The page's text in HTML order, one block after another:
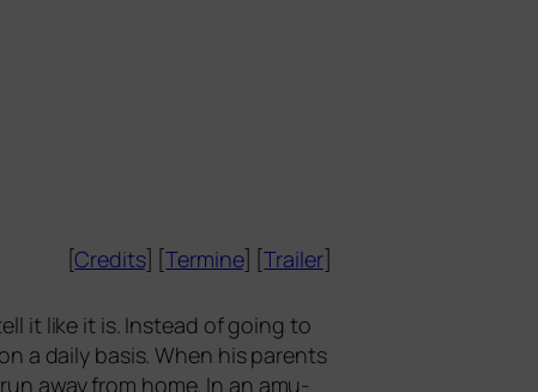
[Credits] [Termine] [Trailer]
it like it is. Instead of going to
a dai­ly basis. When his par­ents
away from home. In an amu­